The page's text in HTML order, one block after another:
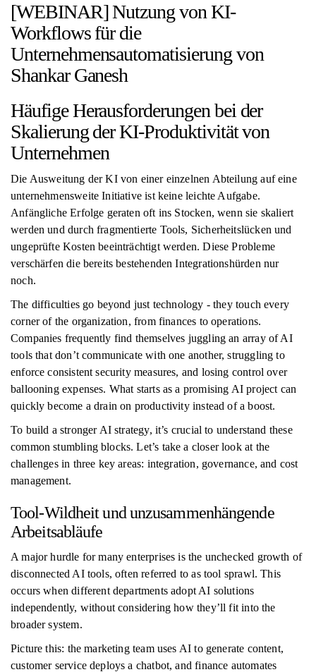
[WEBINAR] Nutzung von KI-
Workflows für die
Unternehmensautomatisierung von
Shankar Ganesh
Häufige Herausforderungen bei der
Skalierung der KI-Produktivität von
Unternehmen
Die Ausweitung der KI von einer einzelnen Abteilung auf eine
unternehmensweite Initiative ist keine leichte Aufgabe.
Anfängliche Erfolge geraten oft ins Stocken, wenn sie skaliert
werden und durch fragmentierte Tools, Sicherheitslücken und
ungeprüfte Kosten beeinträchtigt werden. Diese Probleme
verschärfen die bereits bestehenden Integrationshürden nur
noch.
The difficulties go beyond just technology - they touch every
corner of the organization, from finances to operations.
Companies frequently find themselves juggling an array of AI
tools that don’t communicate with one another, struggling to
enforce consistent security measures, and losing control over
ballooning expenses. What starts as a promising AI project can
quickly become a drain on productivity instead of a boost.
To build a stronger AI strategy, it’s crucial to understand these
common stumbling blocks. Let’s take a closer look at the
challenges in three key areas: integration, governance, and cost
management.
Tool-Wildheit und unzusammenhängende
Arbeitsabläufe
A major hurdle for many enterprises is the unchecked growth of
disconnected AI tools, often referred to as tool sprawl. This
occurs when different departments adopt AI solutions
independently, without considering how they’ll fit into the
broader system.
Picture this: the marketing team uses AI to generate content,
customer service deploys a chatbot, and finance automates